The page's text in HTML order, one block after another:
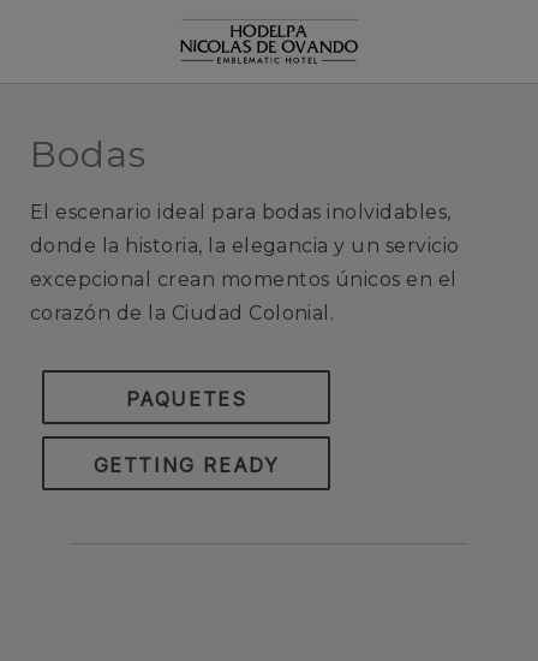
Bodas
El escenario ideal para bodas inolvidables,
donde la historia, la elegancia y un servicio
excepcional crean momentos únicos en el
corazón de la Ciudad Colonial.
PAQUETES
GETTING READY